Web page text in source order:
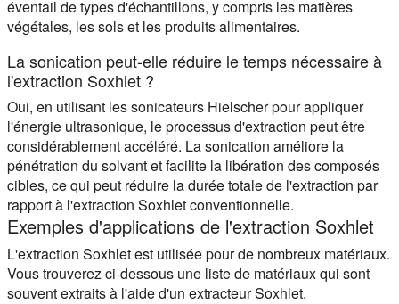
éventail de types d'échantillons, y compris les matières
végétales, les sols et les produits alimentaires.
La sonication peut-elle réduire le temps nécessaire à
l'extraction Soxhlet ?
Oui, en utilisant les sonicateurs Hielscher pour appliquer
l'énergie ultrasonique, le processus d'extraction peut être
considérablement accéléré. La sonication améliore la
pénétration du solvant et facilite la libération des composés
cibles, ce qui peut réduire la durée totale de l'extraction par
rapport à l'extraction Soxhlet conventionnelle.
Exemples d'applications de l'extraction Soxhlet
L'extraction Soxhlet est utilisée pour de nombreux matériaux.
Vous trouverez ci-dessous une liste de matériaux qui sont
souvent extraits à l'aide d'un extracteur Soxhlet.